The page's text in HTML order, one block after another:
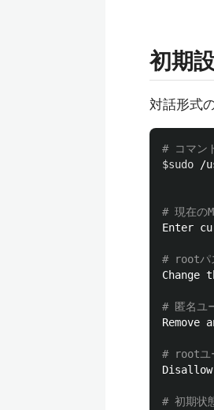
初期
対話形式
# コマン
$sudo /
# 現在の
Enter
# rootパ
Change
# 匿名ユ
Remove
# rootユ
# 初期状